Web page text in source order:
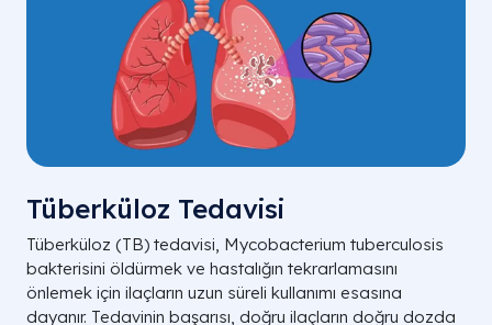
Tüberküloz Tedavisi
Tüberküloz (TB) tedavisi, Mycobacterium tuberculosis
bakterisini öldürmek ve hastalığın tekrarlamasını
önlemek için ilaçların uzun süreli kullanımı esasına
dayanır. Tedavinin başarısı, doğru ilaçların doğru dozda